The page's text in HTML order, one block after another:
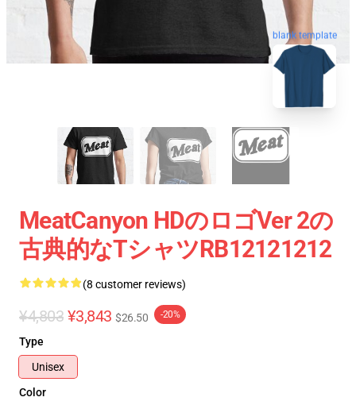
blank template
MeatCanyon HDのロゴVer 2の
古典的なTシャツRB12121212
(8 customer reviews)
¥4,803 ¥3,843 $26.50 -20%
Type
Unisex
Color